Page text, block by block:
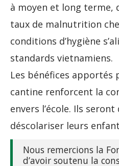
à moyen et long terme,
taux de malnutrition
conditions d’hygiène
standards vietnamiens.
Les bénéfices apportés
cantine renforcent la
envers l’école. Ils
déscolariser leurs
Nous remercions la
d’avoir soutenu la